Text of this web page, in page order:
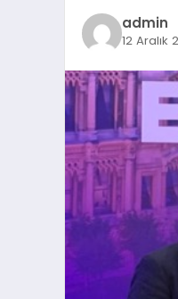
admin
12 Aralık